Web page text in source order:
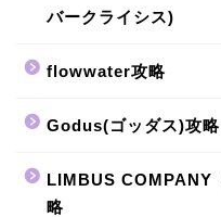
バークライシス)
flowwater攻略
Godus(ゴッダス)攻略
LIMBUS COMPANY
略